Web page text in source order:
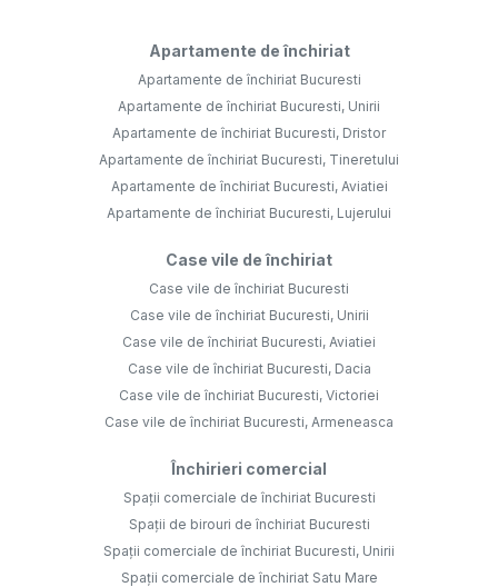
Apartamente de închiriat
Apartamente de închiriat Bucuresti
Apartamente de închiriat Bucuresti, Unirii
Apartamente de închiriat Bucuresti, Dristor
Apartamente de închiriat Bucuresti, Tineretului
Apartamente de închiriat Bucuresti, Aviatiei
Apartamente de închiriat Bucuresti, Lujerului
Case vile de închiriat
Case vile de închiriat Bucuresti
Case vile de închiriat Bucuresti, Unirii
Case vile de închiriat Bucuresti, Aviatiei
Case vile de închiriat Bucuresti, Dacia
Case vile de închiriat Bucuresti, Victoriei
Case vile de închiriat Bucuresti, Armeneasca
Închirieri comercial
Spații comerciale de închiriat Bucuresti
Spații de birouri de închiriat Bucuresti
Spații comerciale de închiriat Bucuresti, Unirii
Spații comerciale de închiriat Satu Mare